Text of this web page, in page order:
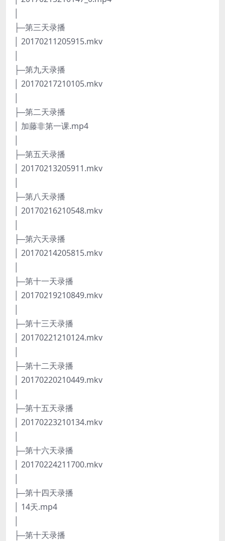
├─第三天录播
│ 20170211205915.mkv
├─第九天录播
│ 20170217210105.mkv
├─第二天录播
│ 加藤非第一课.mp4
├─第五天录播
│ 20170213205911.mkv
├─第八天录播
│ 20170216210548.mkv
├─第六天录播
│ 20170214205815.mkv
├─第十一天录播
│ 20170219210849.mkv
├─第十三天录播
│ 20170221210124.mkv
├─第十二天录播
│ 20170220210449.mkv
├─第十五天录播
│ 20170223210134.mkv
├─第十六天录播
│ 20170224211700.mkv
├─第十四天录播
│ 14天.mp4
├─第十天录播